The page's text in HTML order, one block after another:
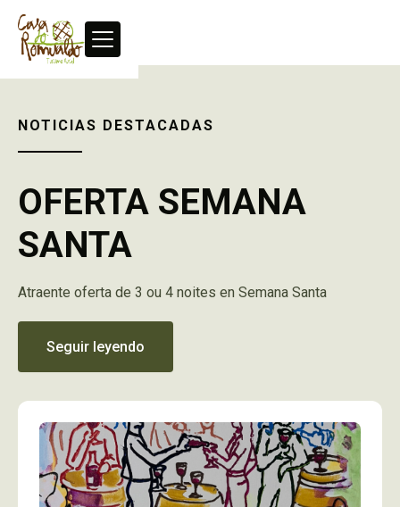
NOTICIAS DESTACADAS
OFERTA SEMANA
SANTA
Atraente oferta de 3 ou 4 noites en Semana Santa
Seguir leyendo